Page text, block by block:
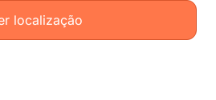
localização